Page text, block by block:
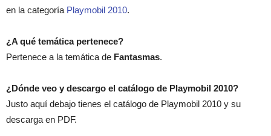
en la categoría Playmobil 2010.
¿A qué temática pertenece?
Pertenece a la temática de Fantasmas.
¿Dónde veo y descargo el catálogo de Playmobil 2010?
Justo aquí debajo tienes el catálogo de Playmobil 2010 y su
descarga en PDF.